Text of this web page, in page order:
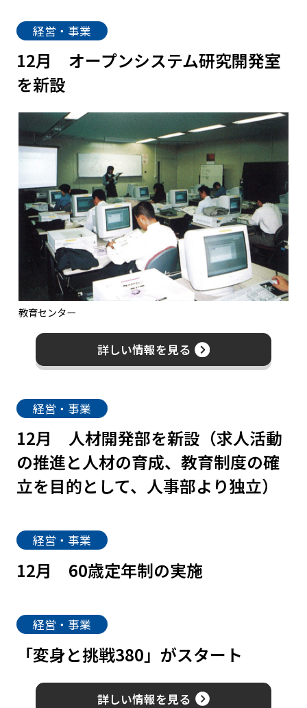
経営・事業
12月
オープンシステム研究開発室
を新設
教育センター
詳しい情報を見る
経営・事業
12月
人材開発部を新設（求人活動
の推進と人材の育成、教育制度の確
立を目的として、人事部より独立）
経営・事業
12月 60歳定年制の実施
経営・事業
「変身と挑戦380」がスタート
詳しい情報を見る